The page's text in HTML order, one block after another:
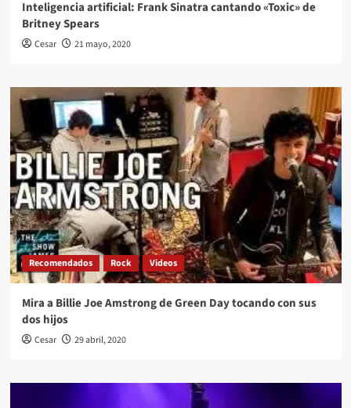
Inteligencia artificial: Frank Sinatra cantando «Toxic» de
Britney Spears
Cesar 21 mayo, 2020
Recomendados Rock Videos
Mira a Billie Joe Amstrong de Green Day tocando con sus
dos hijos
Cesar 29 abril, 2020